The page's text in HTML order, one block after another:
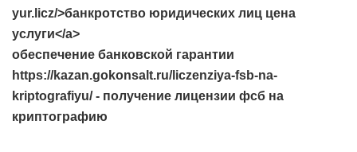
yur.licz/>банкротство юридических лиц цена
услуги</a>
обеспечение банковской гарантии
https://kazan.gokonsalt.ru/liczenziya-fsb-na-
kriptografiyu/ - получение лицензии фсб на
криптографию